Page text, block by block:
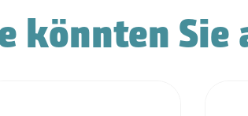
könnten